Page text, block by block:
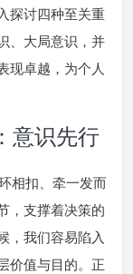
探讨四种至关重
、大局意识，并
现卓越，为个人
意识先行
相扣、牵一发而
，支撑着决策的
，我们容易陷入
价值与目的。正